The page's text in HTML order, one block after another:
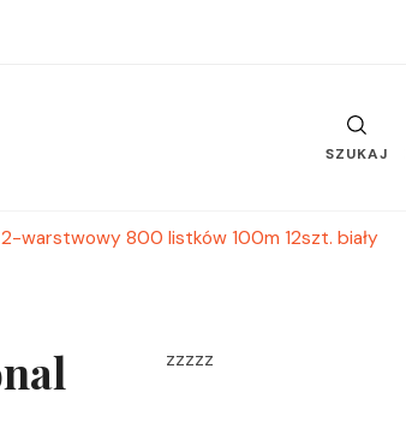
SZUKAJ
warstwowy 800 listków 100m 12szt. biały
zzzzz